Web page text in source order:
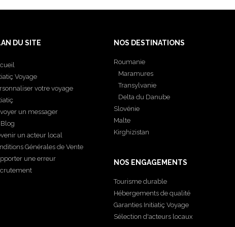
DU SITE
Voyage
votre voyage
un messager
Blog
un acteur local
Générales de Vente
une erreur
NOS DESTINATIONS
Roumanie
Maramures
Transylvanie
Delta du Danube
Slovénie
Malte
Kirghizistan
NOS ENGAGEMENTS
Tourisme durable
Hébergements de qualité
Garanties Initiatiç Voyage
Sélection d'acteurs locaux